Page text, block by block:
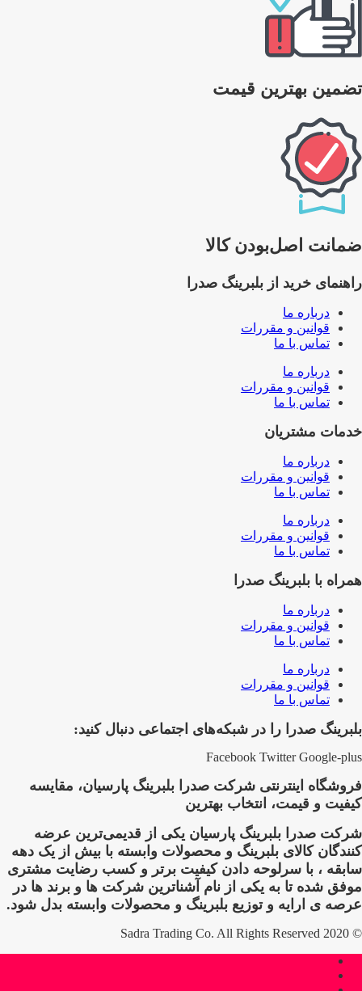
تضمین بهترین قیمت
ضمانت اصل‌بودن کالا
راهنمای خرید از بلبرینگ صدرا
درباره ما
قوانین و مقررات
تماس با ما
درباره ما
قوانین و مقررات
تماس با ما
خدمات مشتریان
درباره ما
قوانین و مقررات
تماس با ما
درباره ما
قوانین و مقررات
تماس با ما
همراه با بلبرینگ صدرا
درباره ما
قوانین و مقررات
تماس با ما
درباره ما
قوانین و مقررات
تماس با ما
بلبرینگ صدرا را در شبکه‌های اجتماعی دنبال کنید:
Facebook Twitter Google-plus
فروشگاه اینترنتی شرکت صدرا بلبرینگ پارسیان، مقایسه
کیفیت و قیمت، انتخاب بهترین
شرکت صدرا بلبرینگ پارسیان یکی از قدیمی‌ترین عرضه
کنندگان کالای بلبرینگ و محصولات وابسته با بیش از یک دهه
سابقه ، با سرلوحه دادن کیفیت برتر و کسب رضایت مشتری
موفق شده تا به یکی از نام آشناترین شرکت ها و برند ها در
عرصه ی ارایه و توزیع بلبرینگ و محصولات وابسته بدل شود.
© 2020 Sadra Trading Co. All Rights Reserved